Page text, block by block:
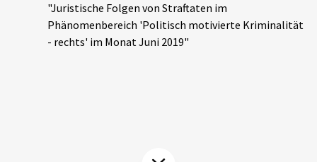
Spenden
"Juristische Folgen von Straftaten im
Phänomenbereich 'Politisch motivierte Kriminalität
- rechts' im Monat Juni 2019"